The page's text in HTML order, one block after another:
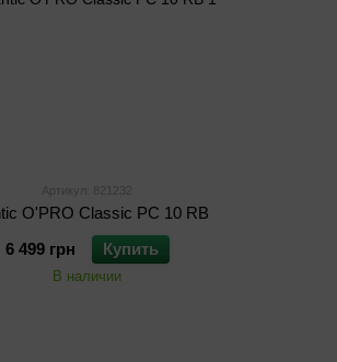
Артикул: 821232
O'PRO Classic PC 10 RB
6 499 грн
Купить
В наличии